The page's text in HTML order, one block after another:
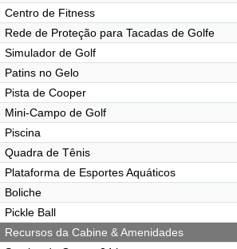
Centro de Fitness
Rede de Proteção para Tacadas de Golfe
Simulador de Golf
Patins no Gelo
Pista de Cooper
Mini-Campo de Golf
Piscina
Quadra de Tênis
Plataforma de Esportes Aquáticos
Boliche
Pickle Ball
Recursos da Cabine & Amenidades